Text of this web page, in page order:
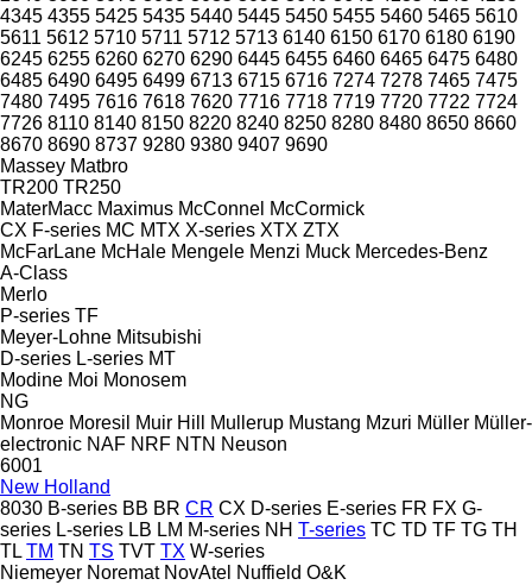
4345 4355 5425 5435 5440 5445 5450 5455 5460 5465 5610
5611 5612 5710 5711 5712 5713 6140 6150 6170 6180 6190
6245 6255 6260 6270 6290 6445 6455 6460 6465 6475 6480
6485 6490 6495 6499 6713 6715 6716 7274 7278 7465 7475
7480 7495 7616 7618 7620 7716 7718 7719 7720 7722 7724
7726 8110 8140 8150 8220 8240 8250 8280 8480 8650 8660
8670 8690 8737 9280 9380 9407 9690
Massey Matbro
TR200 TR250
MaterMacc Maximus McConnel McCormick
CX F-series MC MTX X-series XTX ZTX
McFarLane McHale Mengele Menzi Muck Mercedes-Benz
A-Class
Merlo
P-series TF
Meyer-Lohne Mitsubishi
D-series L-series MT
Modine Moi Monosem
NG
Monroe Moresil Muir Hill Mullerup Mustang Mzuri Müller Müller-
electronic NAF NRF NTN Neuson
6001
New Holland
8030 B-series BB BR CR CX D-series E-series FR FX G-
series L-series LB LM M-series NH T-series TC TD TF TG TH
TL TM TN TS TVT TX W-series
Niemeyer Noremat NovAtel Nuffield O&K